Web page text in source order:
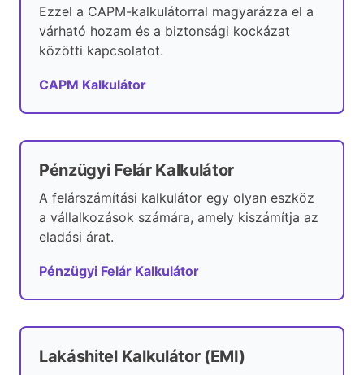
Ezzel a CAPM-kalkulátorral magyarázza el a
várható hozam és a biztonsági kockázat
közötti kapcsolatot.
CAPM Kalkulátor
Pénzügyi Felár Kalkulátor
A felárszámítási kalkulátor egy olyan eszköz
a vállalkozások számára, amely kiszámítja az
eladási árat.
Pénzügyi Felár Kalkulátor
Lakáshitel Kalkulátor (EMI)